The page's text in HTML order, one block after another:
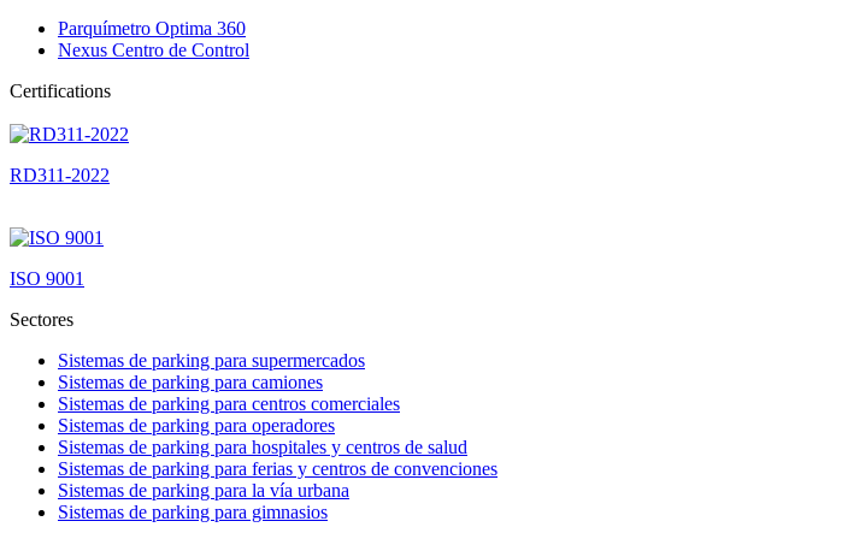
Parquímetro Optima 360
Nexus Centro de Control
Certifications
RD311-2022
ISO 9001
Sectores
Sistemas de parking para supermercados
Sistemas de parking para camiones
Sistemas de parking para centros comerciales
Sistemas de parking para operadores
Sistemas de parking para hospitales y centros de salud
Sistemas de parking para ferias y centros de convenciones
Sistemas de parking para la vía urbana
Sistemas de parking para gimnasios